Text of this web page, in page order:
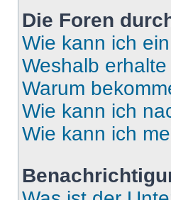
Die Foren
Wie kann ich
Weshalb
Warum
Wie kann ich
Wie kann ich